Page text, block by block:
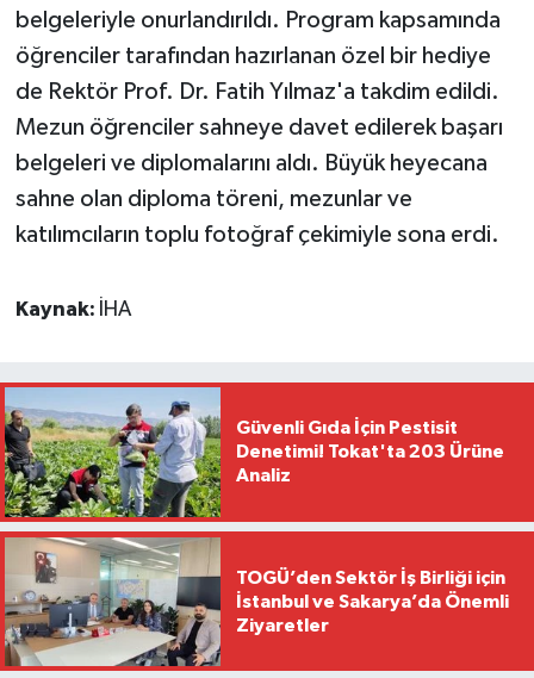
belgeleriyle onurlandırıldı. Program kapsamında
öğrenciler tarafından hazırlanan özel bir hediye
de Rektör Prof. Dr. Fatih Yılmaz'a takdim edildi.
Mezun öğrenciler sahneye davet edilerek başarı
belgeleri ve diplomalarını aldı. Büyük heyecana
sahne olan diploma töreni, mezunlar ve
katılımcıların toplu fotoğraf çekimiyle sona erdi.
Kaynak: İHA
Güvenli Gıda İçin Pestisit
Denetimi! Tokat'ta 203 Ürüne
Analiz
TOGÜ’den Sektör İş Birliği için
İstanbul ve Sakarya’da Önemli
Ziyaretler